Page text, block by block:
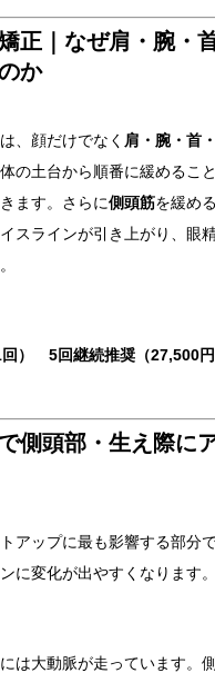
正｜なぜ肩・腕・
か
、顔だけでなく 肩・腕・首
の土台から順番に緩めるこ
ます。さらに側頭筋を緩め
スラインが引き上がり、眼
） 5回継続推奨（27,500円
側頭部・生え際に
アップに最も影響する部分
に変化が出やすくなります。
には大動脈が走っています。